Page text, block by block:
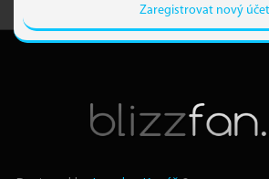
Zaregistrovat nový účet